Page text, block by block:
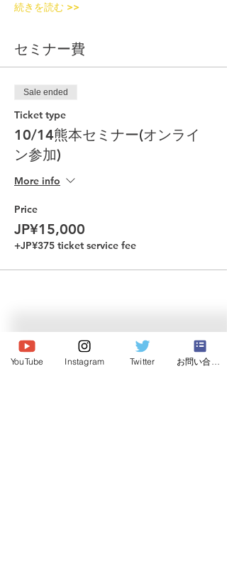
続きを読む >>
セミナー費
Sale ended
Ticket type
10/14熊本セミナー(オンライ
ン参加)
More info
Price
JP¥15,000
+JP¥375 ticket service fee
© 2020 Japan Dog Behaviorist
YouTube Instagram Twitter